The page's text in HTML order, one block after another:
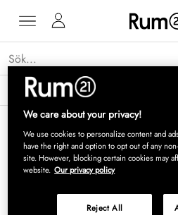
Få 15 % rabatt på Grythyttan
We care about your privacy!
We use cookies to personalize content and
have the right and option to opt out of any
site. However, blocking certain cookies may
website. Our privacy policy
Reject All